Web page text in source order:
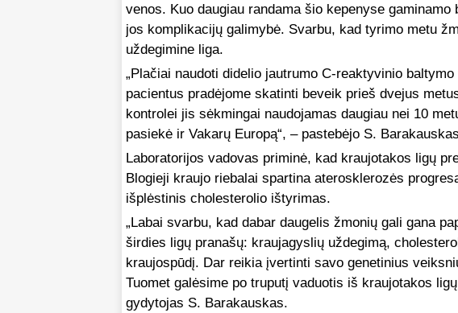
venos. Kuo daugiau randama šio kepenyse
jos komplikacijų galimybė. Svarbu, kad tyrimo metu
uždegimine liga.
„Plačiai naudoti didelio jautrumo C-reaktyvinio
pacientus pradėjome skatinti beveik prieš dvejus
kontrolei jis sėkmingai naudojamas daugiau nei 10
pasiekė ir Vakarų Europą“, – pastebėjo S.
Laboratorijos vadovas priminė, kad kraujotakos ligų
Blogieji kraujo riebalai spartina aterosklerozės
išplėstinis cholesterolio ištyrimas.
„Labai svarbu, kad dabar daugelis žmonių gali gana
širdies ligų pranašų: kraujagyslių uždegimą,
kraujospūdį. Dar reikia įvertinti savo genetinius
Tuomet galėsime po truputį vaduotis iš kraujotakos
gydytojas S. Barakauskas.